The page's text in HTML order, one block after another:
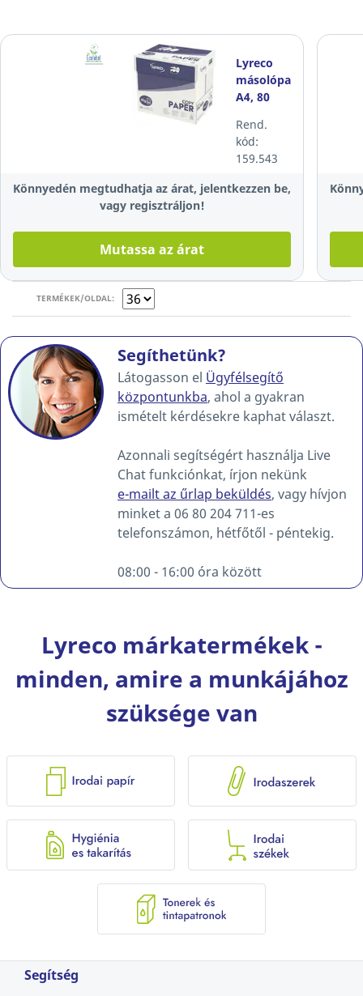
Lyreco
másolópapír,
A4, 80
fehér, 5 x
500 lap
Rend.
kód:
159.543
Könnyedén megtudhatja az árat, jelentkezzen be,
vagy regisztráljon!
Mutassa az árat
TERMÉKEK/OLDAL:
Segíthetünk?
Látogasson el Ügyfélsegítő
központunkba, ahol a gyakran
ismételt kérdésekre kaphat választ.
Azonnali segítségért használja Live
Chat funkciónkat, írjon nekünk
e-mailt az űrlap beküldés, vagy hívjon
minket a 06 80 204 711-es
telefonszámon, hétfőtől - péntekig.
08:00 - 16:00 óra között
Lyreco márkatermékek -
minden, amire a munkájához
szüksége van
Segítség